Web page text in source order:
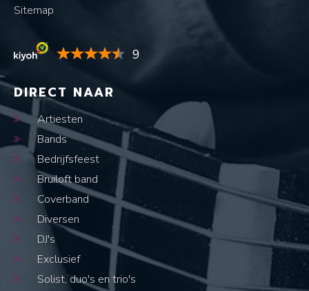
Sitemap
9
DIRECT NAAR
Artiesten
Bands
Bedrijfsfeest
Bruiloft band
Coverband
Diversen
DJ's
Exclusief
Solist, duo's en trio's